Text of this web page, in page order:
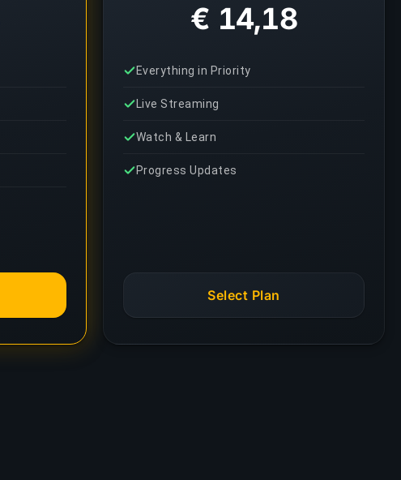
€ 14,18
Everything in Priority
Live Streaming
Watch & Learn
Progress Updates
Select Plan